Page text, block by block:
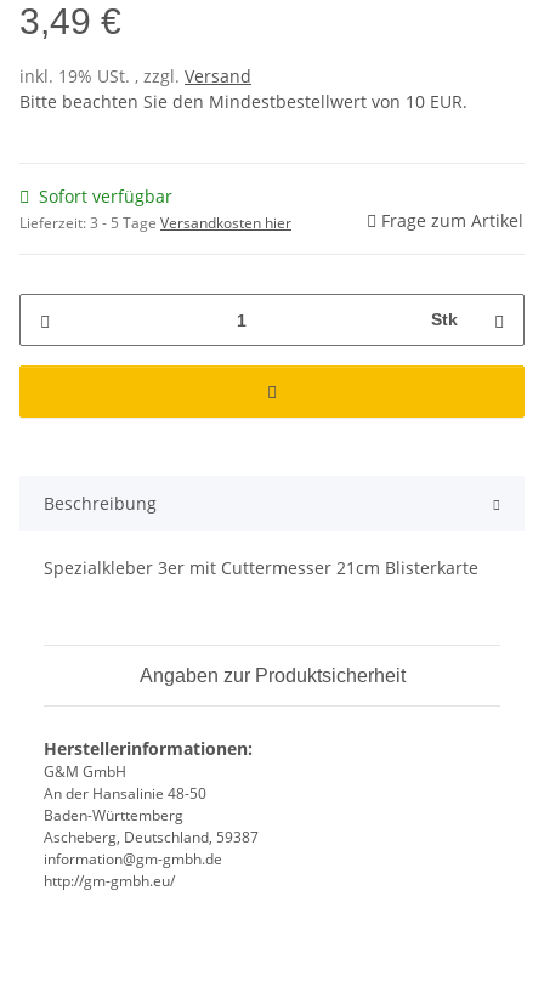
3,49 €
inkl. 19% USt. , zzgl. Versand
Bitte beachten Sie den Mindestbestellwert von 10 EUR.
Sofort verfügbar
Lieferzeit:3 - 5 Tage Versandkosten hier Frage zum Artikel
Stk
Beschreibung
Spezialkleber 3er mit Cuttermesser 21cm Blisterkarte
Angaben zur Produktsicherheit
Herstellerinformationen:
G&M GmbH
An der Hansalinie 48-50
Baden-Württemberg
Ascheberg, Deutschland, 59387
information@gm-gmbh.de
http://gm-gmbh.eu/